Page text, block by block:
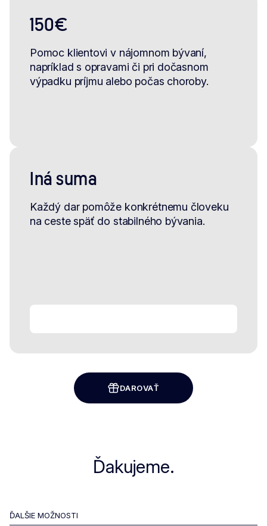
150€
Pomoc klientovi v nájomnom bývaní,
napríklad s opravami či pri dočasnom
výpadku príjmu alebo počas choroby.
Iná suma
Každý dar pomôže konkrétnemu človeku
na ceste späť do stabilného bývania.
DAROVAŤ
Ďakujeme.
ĎALŠIE MOŽNOSTI